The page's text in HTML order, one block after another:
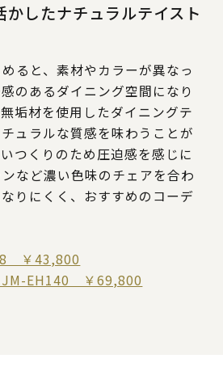
かしたナチュラルテイスト
ると、素材やカラーが異なっ
のあるダイニング空間になり
垢材を使用したダイニングテ
ュラルな質感を味わうことが
つくりのため圧迫感を感じに
など濃い色味のチェアを合わ
りにくく、おすすめのコーデ
￥43,800
JM-EH140 ￥69,800